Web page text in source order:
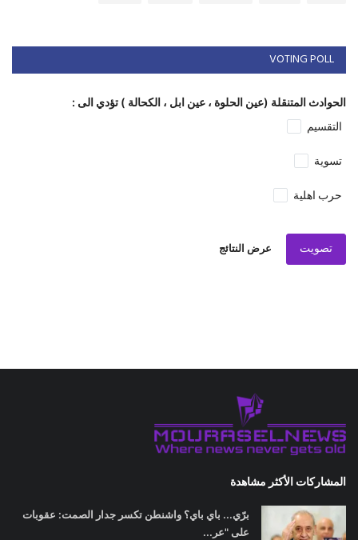
VOTING POLL
الحوادث المتنقلة (عين الحلوة ، عين ابل ، الكحالة ) تؤدي الى :
التقسيم
تسوية
حرب اهلية
تصويت عرض النتائج
المشاركات الأكثر مشاهدة
برّي... باي باي؟ واشنطن تكسر جدار الصمت: عقوبات
على "عر...